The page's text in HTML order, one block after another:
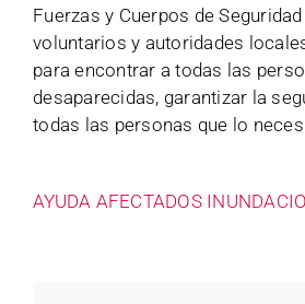
Fuerzas y Cuerpos de
voluntarios y autoridades
para encontrar a todas las
desaparecidas, garantizar la
todas las personas que lo
AYUDA AFECTADOS